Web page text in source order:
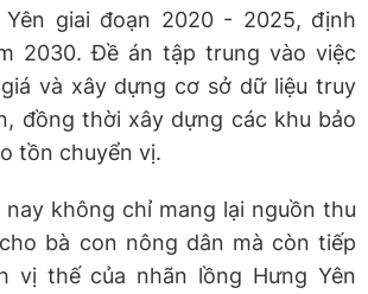
giai đoạn 2020 - 2025, định
2030. Đề án tập trung vào việc
và xây dựng cơ sở dữ liệu truy
đồng thời xây dựng các khu bảo
tồn chuyển vị.
nay không chỉ mang lại nguồn thu
bà con nông dân mà còn tiếp
vị thế của nhãn lồng Hưng Yên